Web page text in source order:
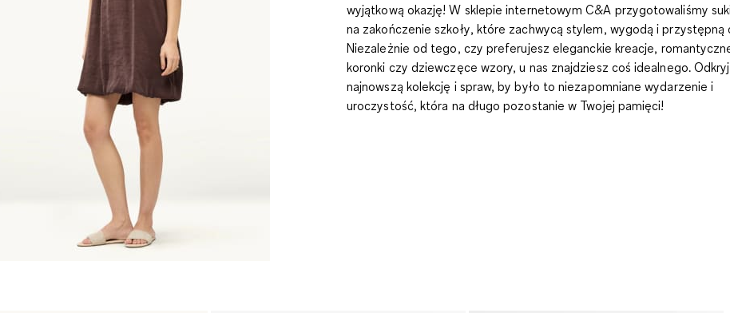
wyjątkową okazję! W sklepie internetowym C&A przygotowaliśmy
na zakończenie szkoły, które zachwycą stylem, wygodą i przystępną
Niezależnie od tego, czy preferujesz eleganckie kreacje,
koronki czy dziewczęce wzory, u nas znajdziesz coś idealnego.
najnowszą kolekcję i spraw, by było to niezapomniane wydarzenie i
uroczystość, która na długo pozostanie w Twojej pamięci!